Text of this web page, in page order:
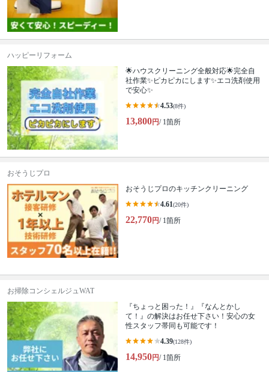
ハッピーリフォーム
🌟ハウスクリーニング全般対応🌟完全自
社作業✨️ピカピカにします✨️エコ洗剤使用
で安心✨
4.53(8件)
13,800円/ 1箇所
おそうじプロ
おそうじプロのキッチンクリーニング
4.61(20件)
22,770円/ 1箇所
お掃除コンシェルジュWAT
『ちょっと困った！』『なんとかし
て！』の解決はお任せ下さい！安心の女
性スタッフ帯同も可能です！
4.39(128件)
14,950円/ 1箇所